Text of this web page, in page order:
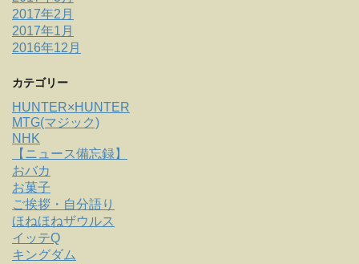
2017年2月
2017年1月
2016年12月
カテゴリー
HUNTER×HUNTER
MTG(マジック)
NHK
【ニュース備忘録】
おバカ
お菓子
ご挨拶・自分語り
ほねほねザウルス
イッテQ
キングダム